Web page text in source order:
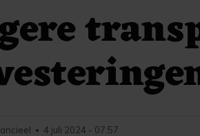
• 4 juli 2024 - 07:57